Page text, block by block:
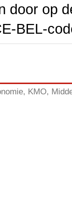
door op
BEL-
KMO,